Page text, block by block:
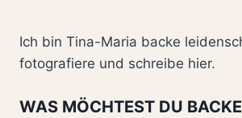
Ich bin Tina-Maria backe
fotografiere und schreibe hier.
WAS MÖCHTEST DU